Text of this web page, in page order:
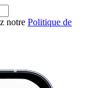
notre Politique de